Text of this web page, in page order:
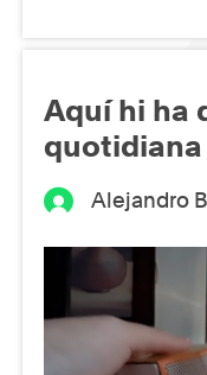
Aquí hi ha
quotidiana
Alejandro